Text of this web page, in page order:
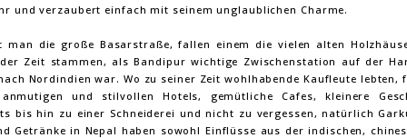
und verzaubert einfach mit seinem unglaublichen Charme.
man die große Basarstraße, fallen einem die vielen alten
Zeit stammen, als Bandipur wichtige Zwischenstation auf der
Nordindien war. Wo zu seiner Zeit wohlhabende Kaufleute lebten,
anmutigen und stilvollen Hotels, gemütliche Cafes, kleinere
bis hin zu einer Schneiderei und nicht zu vergessen, natürlich
Getränke in Nepal haben sowohl Einflüsse aus der indischen,